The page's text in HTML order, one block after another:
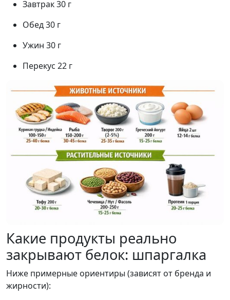
Завтрак 30 г
Обед 30 г
Ужин 30 г
Перекус 22 г
Какие продукты реально
закрывают белок: шпаргалка
Ниже примерные ориентиры (зависят от бренда и
жирности):